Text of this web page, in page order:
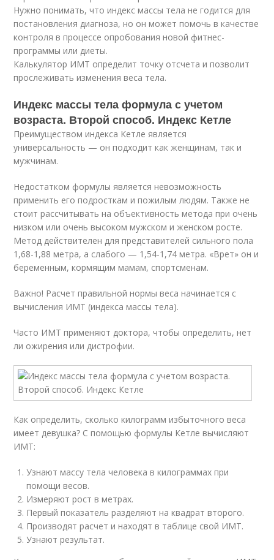
Нужно понимать, что индекс массы тела не годится для
постановления диагноза, но он может помочь в качестве
контроля в процессе опробования новой фитнес-
программы или диеты.
Калькулятор ИМТ определит точку отсчета и позволит
прослеживать изменения веса тела.
Индекс массы тела формула с учетом
возраста. Второй способ. Индекс Кетле
Преимуществом индекса Кетле является
универсальность — он подходит как женщинам, так и
мужчинам.
Недостатком формулы является невозможность
применить его подросткам и пожилым людям. Также не
стоит рассчитывать на объективность метода при очень
низком или очень высоком мужском и женском росте.
Метод действителен для представителей сильного пола
1,68-1,88 метра, а слабого — 1,54-1,74 метра. «Врет» он и
беременным, кормящим мамам, спортсменам.
Важно! Расчет правильной нормы веса начинается с
вычисления ИМТ (индекса массы тела).
Часто ИМТ применяют доктора, чтобы определить, нет
ли ожирения или дистрофии.
Как определить, сколько килограмм избыточного веса
имеет девушка? С помощью формулы Кетле вычисляют
ИМТ:
Узнают массу тела человека в килограммах при
помощи весов.
Измеряют рост в метрах.
Первый показатель разделяют на квадрат второго.
Производят расчет и находят в таблице свой ИМТ.
Узнают результат.